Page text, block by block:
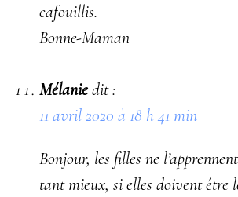
cafouillis.
Bonne-Maman
Mélaniedit :
11 avril 2020 à 18 h 41 min
Bonjour, les filles ne
tant mieux, si elles doivent être